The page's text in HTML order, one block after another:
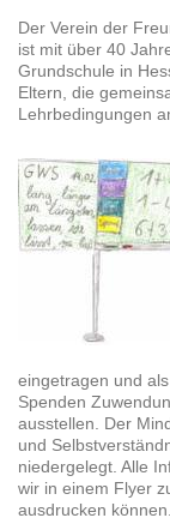
Der Verein der
ist mit über 40
Grundschule in
Eltern, die
Lehrbedingungen
eingetragen und
Spenden
ausstellen. Der
und
niedergelegt. Alle
wir in einem Flyer
ausdrucken können.